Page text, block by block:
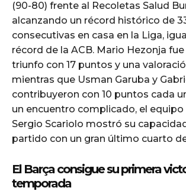
(90-80) frente al Recoletas Salud
alcanzando un récord histórico de
consecutivas en casa en la Liga,
récord de la ACB. Mario Hezonja
triunfo con 17 puntos y una
mientras que Usman Garuba y
contribuyeron con 10 puntos cada
un encuentro complicado, el
Sergio Scariolo mostró su
partido con un gran último cuarto
El Barça consigue su primera
temporada